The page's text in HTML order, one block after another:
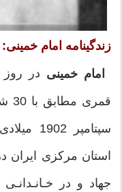
زندگینامه امام خمینی:
امام خمینی
استان مركزى ايران
جهاد و در